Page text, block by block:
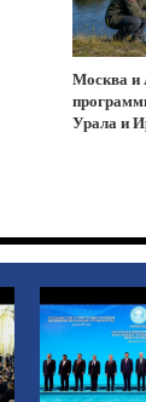
Москва и
Урала и